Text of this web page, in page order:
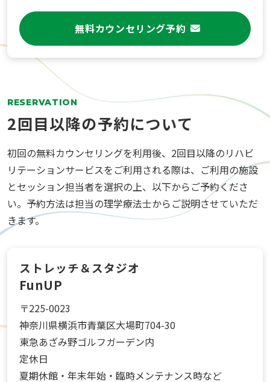
無料カウンセリング予約
RESERVATION
2回目以降の予約について
初回の無料カウンセリングを利用後、2回目以降のリハビ
リテーションサービスをご利用される際は、ご利用の施設
とセッション担当者を選択の上、以下からご予約くださ
い。予約方法は担当の理学療法士からご説明させていただ
きます。
ストレッチ＆スタジオ
FunUP
〒225-0023
神奈川県横浜市青葉区大場町704-30
東急あざみ野ゴルフガーデン内
定休日
夏期休館・年末年始・臨時メンテナンス時など